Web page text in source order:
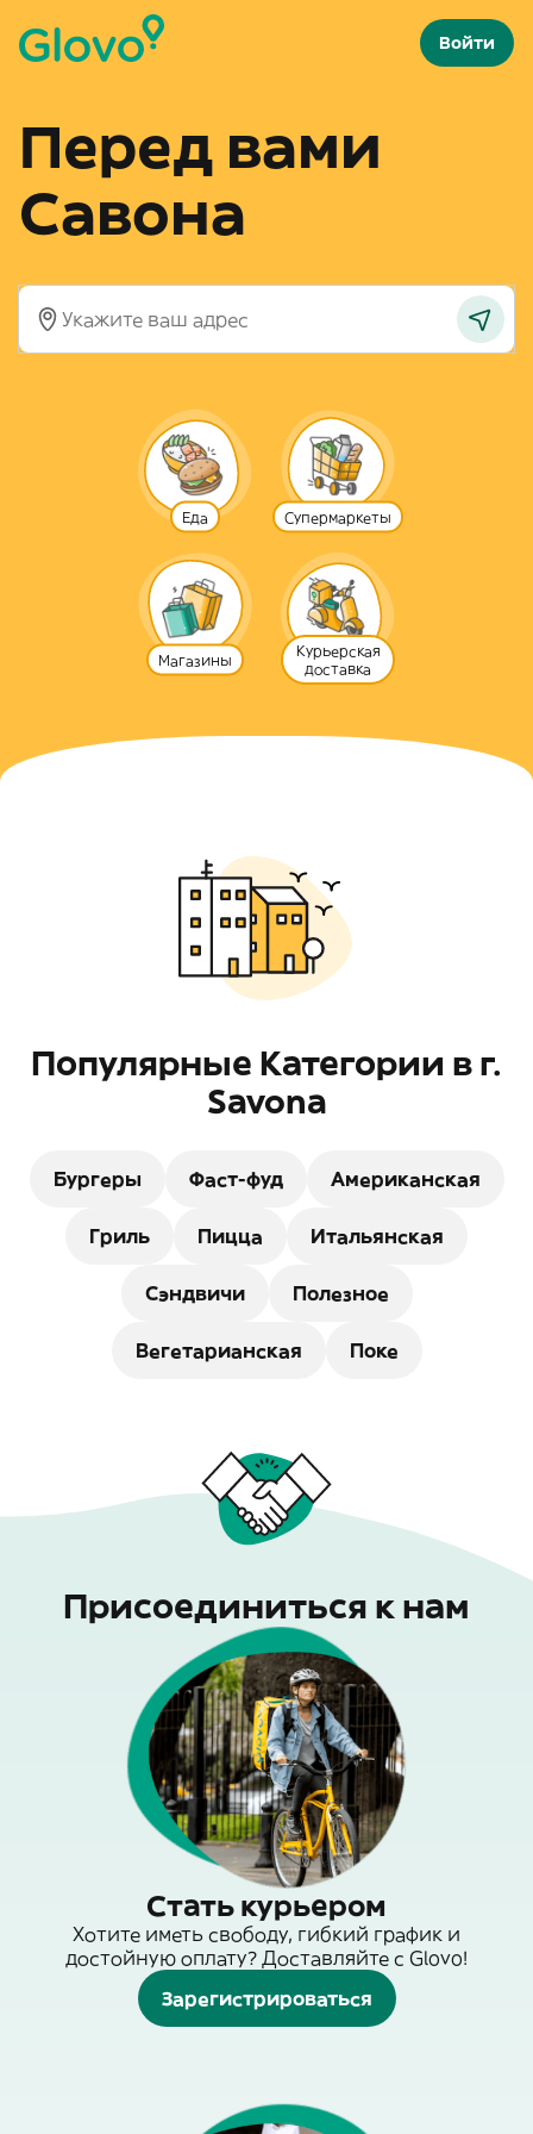
Войти
Перед вами
Савона
Еда Супермаркеты
Магазины
Курьерская
доставка
Популярные Категории в г.
Savona
Бургеры Фаст-фуд Американская
Гриль Пицца Итальянская
Сэндвичи Полезное
Вегетарианская Поке
Присоединиться к нам
Стать курьером
Хотите иметь свободу, гибкий график и
достойную оплату? Доставляйте с Glovo!
Зарегистрироваться